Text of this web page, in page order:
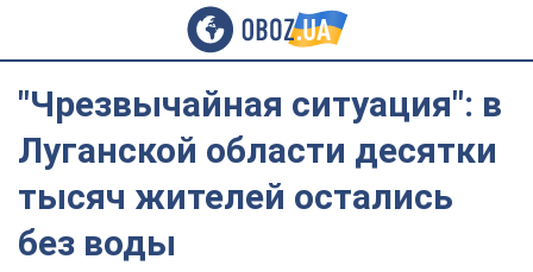
"Чрезвычайная ситуация": в
Луганской области десятки
тысяч жителей остались
без воды